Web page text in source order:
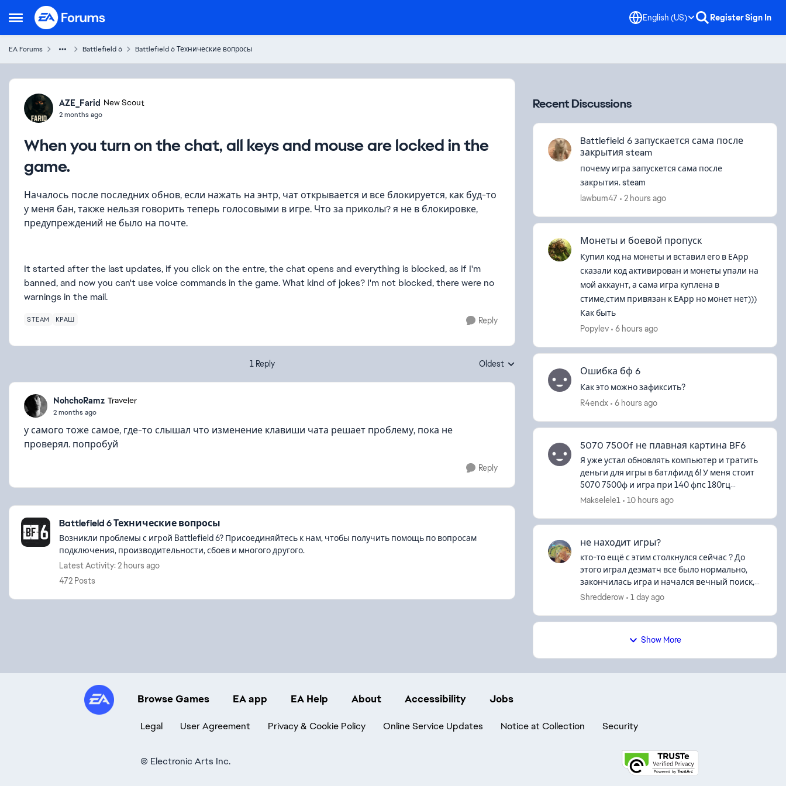
Open Side Menu
Skip to content English (US) RegisterSign In
EA Forums Battlefield 6 Battlefield 6 Технические вопросы
Forum Discussion
AZE_Farid New Scout
2 months ago
When you turn on the chat, all keys and mouse are locked in the
game.
Началось после последних обнов, если нажать на энтр, чат открывается и все блокируется, как буд-то
у меня бан, также нельзя говорить теперь голосовыми в игре. Что за приколы? я не в блокировке,
предупреждений не было на почте.
It started after the last updates, if you click on the entre, the chat opens and everything is blocked, as if I'm
banned, and now you can't use voice commands in the game. What kind of jokes? I'm not blocked, there were no
warnings in the mail.
STEAM КРАШ Reply
1 Reply Replies sorted by
Oldest
NohchoRamz Traveler
2 months ago
у самого тоже самое, где-то слышал что изменение клавиши чата решает проблему, пока не
проверял. попробуй
Reply
Featured Places
Battlefield 6 Технические вопросы
Возникли проблемы с игрой Battlefield 6? Присоединяйтесь к нам, чтобы получить помощь по вопросам
подключения, производительности, сбоев и многого другого.
Latest Activity: 2 hours ago
472 Posts
Recent Discussions
Battlefield 6 запускается сама после
закрытия steam
почему игра запускется сама после
закрытия. steam
lawbum47
2 hours ago
Монеты и боевой пропуск
Купил код на монеты и вставил его в ЕАрр
сказали код активирован и монеты упали на
мой аккаунт, а сама игра куплена в
стиме,стим привязан к ЕАрр но монет нет)))
Как быть
Popylev
6 hours ago
Ошибка бф 6
Как это можно зафиксить?
R4endx
6 hours ago
5070 7500f не плавная картина BF6
Я уже устал обновлять компьютер и тратить
деньги для игры в батлфилд 6! У меня стоит
5070 7500ф и игра при 140 фпс 180гц
монитор выглядит как будто я играю 60 фпс,
Makselele1 10 hours ago
не находит игры?
кто-то ещё с этим столкнулся сейчас ? До
этого играл дезматч все было нормально,
закончилась игра и начался вечный поиск,
вышел в меню, аналогично, во всех режимах
Shredderow 1 day ago
Show More
Browse Games EA app EA Help About Accessibility Jobs
Legal User Agreement Privacy & Cookie Policy Online Service Updates Notice at Collection Security
© Electronic Arts Inc.